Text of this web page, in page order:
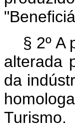
§ 2º A
alterada
da
Turismo.